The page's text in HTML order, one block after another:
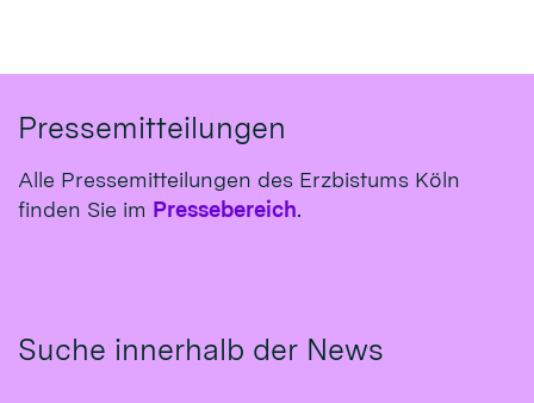
Pressemitteilungen
Alle Pressemitteilungen des Erzbistums Köln
finden Sie im Pressebereich.
Suche innerhalb der News